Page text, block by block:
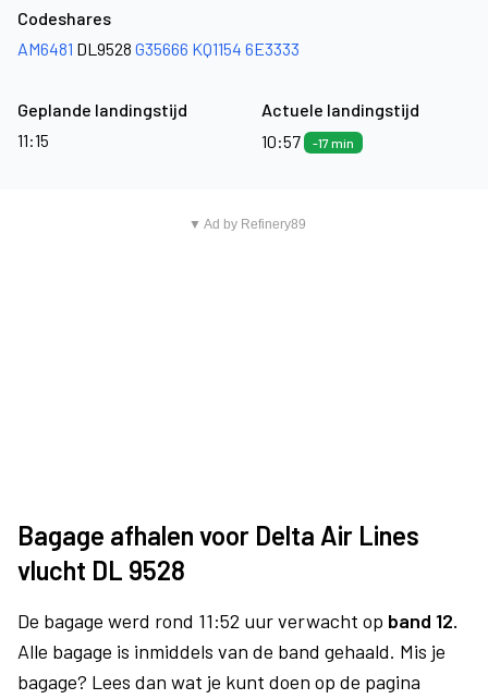
Codeshares
AM6481 DL9528 G35666 KQ1154 6E3333
Geplande landingstijd
11:15
Actuele landingstijd
10:57
-17 min
▼ Ad by Refinery89
Bagage afhalen voor Delta Air Lines
vlucht DL 9528
De bagage werd rond 11:52 uur verwacht op band 12.
Alle bagage is inmiddels van de band gehaald. Mis je
bagage? Lees dan wat je kunt doen op de pagina